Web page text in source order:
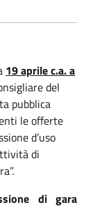
19 aprile c.a. a
del
pubblica
le offerte
d’uso
di
di gara